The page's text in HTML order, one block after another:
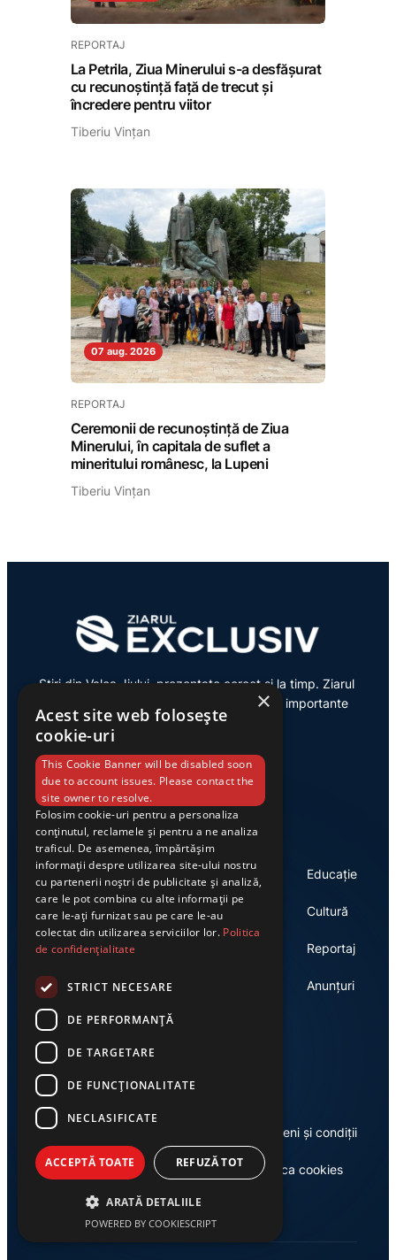
REPORTAJ
La Petrila, Ziua Minerului s-a desfășurat
cu recunoștință față de trecut și
încredere pentru viitor
Tiberiu Vințan
07 aug. 2026
REPORTAJ
Ceremonii de recunoștință de Ziua
Minerului, în capitala de suflet a
mineritului românesc, la Lupeni
Tiberiu Vințan
Știri din Valea Jiului, prezentate corect și la timp. Ziarul
Exclusiv te conectează zi de zi la cele mai importante
evenimente din regiune.
Categorii
Știri la zi
Politică
Administrație
Economie
Educație
Cultură
Reportaj
Anunțuri
Link-uri utile
Despre noi
Casa de editură Exclusiv
Termeni și condiții
Politica cookies
×
Acest site web folosește
cookie-uri
This Cookie Banner will be disabled soon
due to account issues. Please contact the
site owner to resolve.
Folosim cookie-uri pentru a personaliza
conținutul, reclamele și pentru a ne analiza
traficul. De asemenea, împărtășim
informații despre utilizarea site-ului nostru
cu partenerii noștri de publicitate și analiză,
care le pot combina cu alte informații pe
care le-ați furnizat sau pe care le-au
colectat din utilizarea serviciilor lor. Politica
de confidențialitate
STRICT NECESARE
DE PERFORMANȚĂ
DE TARGETARE
DE FUNCŢIONALITATE
NECLASIFICATE
ACCEPTĂ TOATE REFUZĂ TOT
ARATĂ DETALIILE
POWERED BY COOKIESCRIPT